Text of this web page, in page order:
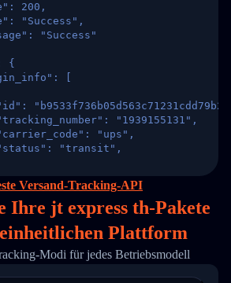
200,
"Success",
"Success"
{
[
"1939155131",
"ups",
"transit",
2,
"",
null,
[
{
"Date": "2017-03-08 04: 22: 00",
"StatusDescription": "Departed
Versand-Tracking-API
Ihre jt express th-Pakete
Plattform
Modi für jedes Betriebsmodell